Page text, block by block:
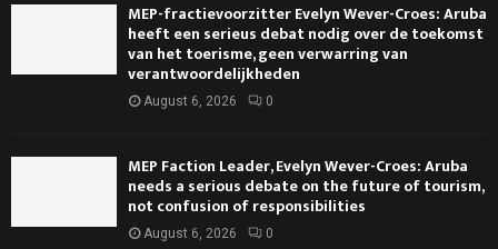
MEP-fractievoorzitter Evelyn Wever-Croes: Aruba
heeft een serieus debat nodig over de toekomst
van het toerisme, geen verwarring van
verantwoordelijkheden
August 6, 2026 0
MEP Faction Leader, Evelyn Wever-Croes: Aruba
needs a serious debate on the future of tourism,
not confusion of responsibilities
August 6, 2026 0